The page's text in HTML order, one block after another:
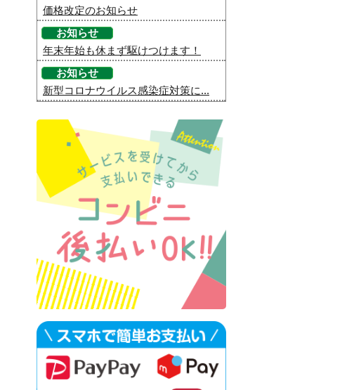
価格改定のお知らせ
お知らせ
年末年始も休まず駆けつけます！
お知らせ
新型コロナウイルス感染症対策に...